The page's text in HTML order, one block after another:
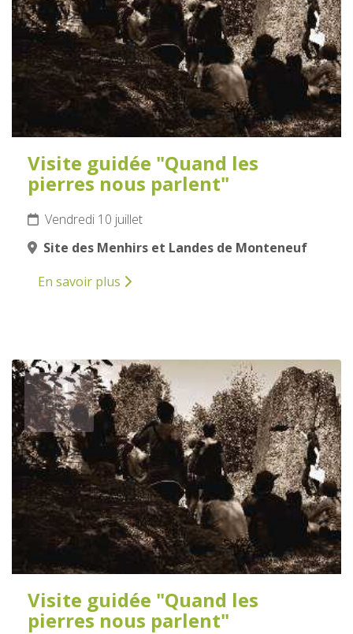
Visite guidée "Quand les
pierres nous parlent"
Vendredi 10 juillet
Site des Menhirs et Landes de Monteneuf
En savoir plus
11
JUILLET
2026
Visite guidée "Quand les
pierres nous parlent"